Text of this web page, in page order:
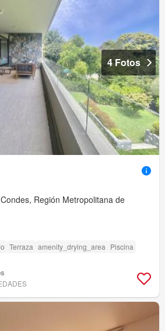
4 Fotos
Región Metropolitana de
Terraza amenity_drying_area Piscina